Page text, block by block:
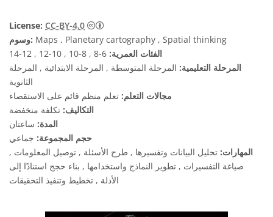
License: CC-BY-4.0
وسوم: Maps , Planetary cartography , Spatial thinking
الفئات العمرية:
المرحلة التعليمية: المرحلة المتوسطة , المرحلة الابتدائية , المرحلة
الثانوية
مجالات التعلم: تعلم منظم قائم على الاستقصاء
التكاليف: تكلفة منخفضة
المدة: ساعتان
حجم المجموعة: جماعي
المهارات: تحليل البيانات وتفسيرها , طرح الأسئلة , توصيل المعلومات ,
صياغة التفسيرات , تطوير النماذج واستخدامها , بناء حجج استنادًا إلى
الأدلة , تخطيط وتنفيذ التحقيقات